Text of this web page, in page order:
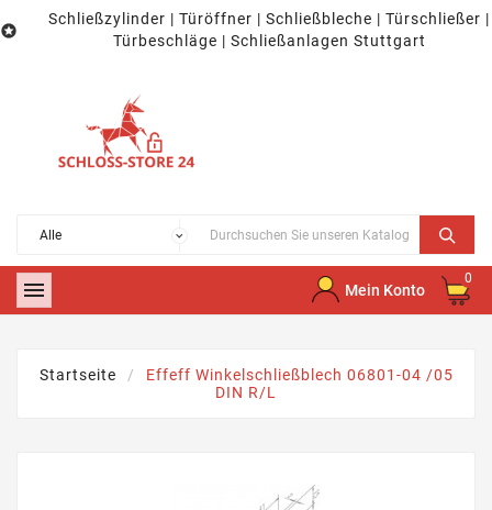

Schließzylinder | Türöffner | Schließbleche | Türschließer |
Türbeschläge | Schließanlagen Stuttgart
 Mein Konto
0
Startseite
Effeff Winkelschließblech 06801-04 /05
DIN R/L